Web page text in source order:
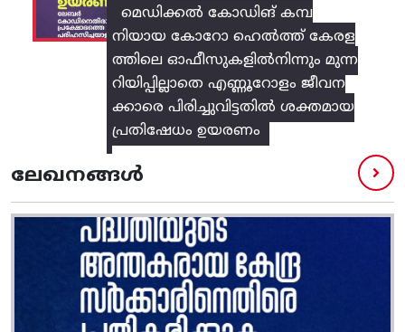
മെഡിക്കൽ കോഡിങ് കമ്പ
നിയായ കോറോ ഹെൽത്ത് കേരള
ത്തിലെ ഓഫീസുകളിൽനിന്നും മുന്ന
റിയിപ്പില്ലാതെ എണ്ണൂറോളം ജീവന
ക്കാരെ പിരിച്ചുവിട്ടതിൽ‌ ശക്തമായ
പ്രതിഷേധം ഉയരണം
ലേഖനങ്ങൾ